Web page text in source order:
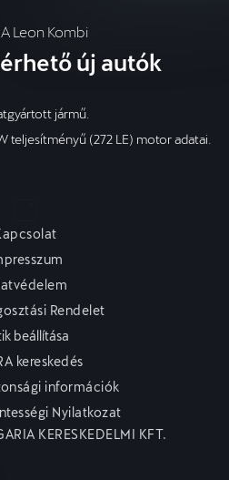
Leon Kombi
új autók
jármű.
teljesítményű (272 LE) motor adatai.
Rendelet
beállítása
kereskedés
információk
Nyilatkozat
KERESKEDELMI KFT.